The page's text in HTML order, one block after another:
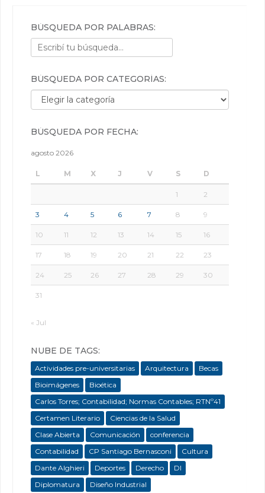
BÚSQUEDA POR PALABRAS:
BÚSQUEDA POR CATEGORÍAS:
Búsqueda por categorías:
BÚSQUEDA POR FECHA:
agosto 2026
L M X J V S D
1 2
3 4 5 6 7 8 9
10 11 12 13 14 15 16
17 18 19 20 21 22 23
24 25 26 27 28 29 30
31
« Jul
NUBE DE TAGS:
Actividades pre-universitarias Arquitectura
Becas
Bioimágenes
Bioética
Carlos Torres; Contabilidad; Normas Contables; RTNº41
Certamen Literario
Ciencias de la Salud
Clase Abierta
Comunicación
conferencia
Contabilidad
CP Santiago Bernasconi
Cultura
Dante Alghieri
Deportes Derecho
DI
Diplomatura
Diseño Industrial